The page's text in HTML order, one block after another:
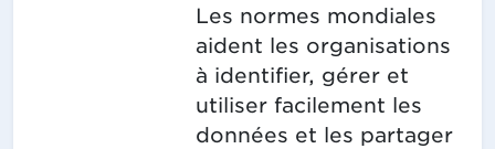
Les normes mondiales
aident les organisations
à identifier, gérer et
utiliser facilement les
données et les partager